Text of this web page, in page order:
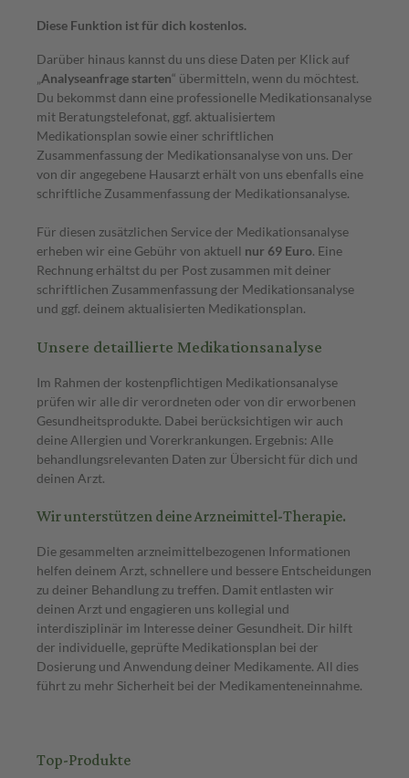
Diese Funktion ist für dich kostenlos.
Darüber hinaus kannst du uns diese Daten per Klick auf
„ Analyseanfrage starten“ übermitteln, wenn du möchtest.
Du bekommst dann eine professionelle Medikationsanalyse
mit Beratungstelefonat, ggf. aktualisiertem
Medikationsplan sowie einer schriftlichen
Zusammenfassung der Medikationsanalyse von uns. Der
von dir angegebene Hausarzt erhält von uns ebenfalls eine
schriftliche Zusammenfassung der Medikationsanalyse.
Für diesen zusätzlichen Service der Medikationsanalyse
erheben wir eine Gebühr von aktuell nur 69 Euro. Eine
Rechnung erhältst du per Post zusammen mit deiner
schriftlichen Zusammenfassung der Medikationsanalyse
und ggf. deinem aktualisierten Medikationsplan.
Unsere detaillierte Medikationsanalyse
Im Rahmen der kostenpflichtigen Medikationsanalyse
prüfen wir alle dir verordneten oder von dir erworbenen
Gesundheitsprodukte. Dabei berücksichtigen wir auch
deine Allergien und Vorerkrankungen. Ergebnis: Alle
behandlungsrelevanten Daten zur Übersicht für dich und
deinen Arzt.
Wir unterstützen deine Arzneimittel-Therapie.
Die gesammelten arzneimittelbezogenen Informationen
helfen deinem Arzt, schnellere und bessere Entscheidungen
zu deiner Behandlung zu treffen. Damit entlasten wir
deinen Arzt und engagieren uns kollegial und
interdisziplinär im Interesse deiner Gesundheit. Dir hilft
der individuelle, geprüfte Medikationsplan bei der
Dosierung und Anwendung deiner Medikamente. All dies
führt zu mehr Sicherheit bei der Medikamenteneinnahme.
Top-Produkte